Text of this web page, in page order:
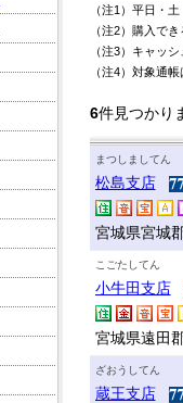
（注1）平日・
（注2）購入で
（注3）キャッ
（注4）対象通
6件見つかり
まつしましてん
松島支店
宮城県宮城
こごたしてん
小牛田支店
宮城県遠田
ざおうしてん
蔵王支店